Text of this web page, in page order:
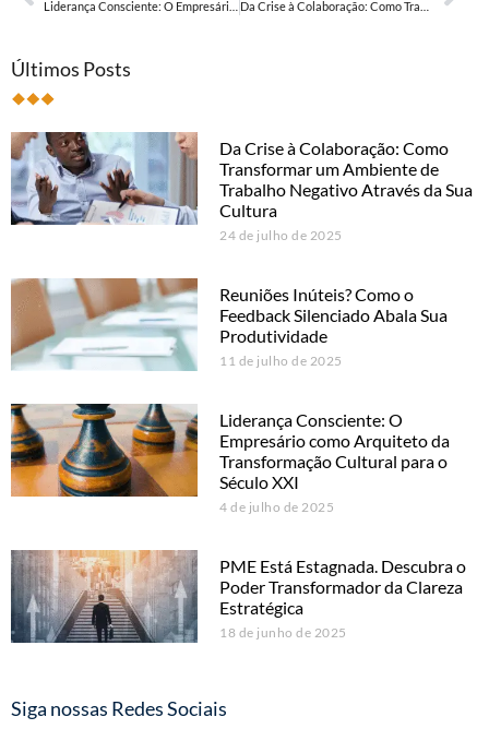
Últimos Posts
Da Crise à Colaboração: Como
Transformar um Ambiente de
Trabalho Negativo Através da Sua
Cultura
24 de julho de 2025
Reuniões Inúteis? Como o
Feedback Silenciado Abala Sua
Produtividade
11 de julho de 2025
Liderança Consciente: O
Empresário como Arquiteto da
Transformação Cultural para o
Século XXI
4 de julho de 2025
PME Está Estagnada. Descubra o
Poder Transformador da Clareza
Estratégica
18 de junho de 2025
Siga nossas Redes Sociais